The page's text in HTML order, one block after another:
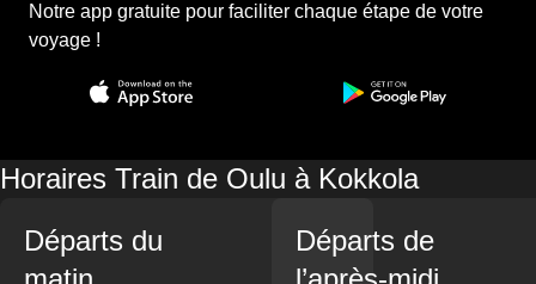
Notre app gratuite pour faciliter chaque étape de votre
voyage !
Horaires Train de Oulu à Kokkola
Départs du
Départs de